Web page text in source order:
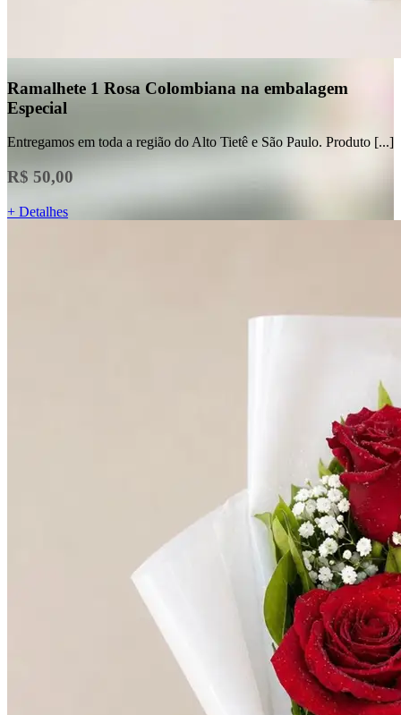
Ramalhete 1 Rosa Colombiana na embalagem
Especial
Entregamos em toda a região do Alto Tietê e São Paulo. Produto [...]
R$ 50,00
+ Detalhes